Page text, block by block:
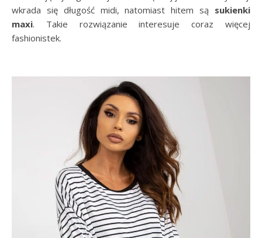
wkrada się długość midi, natomiast hitem są sukienki
maxi. Takie rozwiązanie interesuje coraz więcej
fashionistek.